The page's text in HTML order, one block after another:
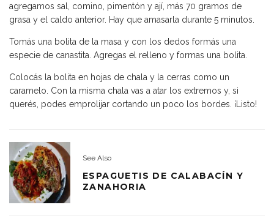
agregamos sal, comino, pimentón y ají, más 70 gramos de
grasa y el caldo anterior. Hay que amasarla durante 5 minutos.
Tomás una bolita de la masa y con los dedos formás una
especie de canastita. Agregas el relleno y formas una bolita.
Colocás la bolita en hojas de chala y la cerras como un
caramelo. Con la misma chala vas a atar los extremos y, si
querés, podes emprolijar cortando un poco los bordes. ¡Listo!
See Also
ESPAGUETIS DE CALABACÍN Y
ZANAHORIA